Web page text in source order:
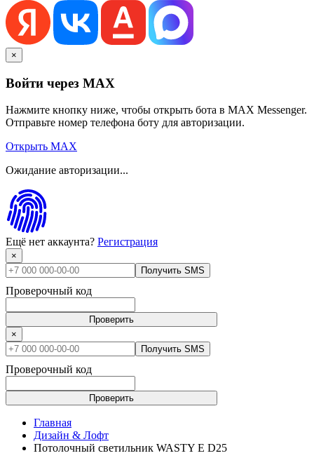
×
Войти через MAX
Нажмите кнопку ниже, чтобы открыть бота в MAX Messenger.
Отправьте номер телефона боту для авторизации.
Открыть MAX
Ожидание авторизации...
Ещё нет аккаунта? Регистрация
×
Получить SMS
Проверочный код
Проверить
×
Получить SMS
Проверочный код
Проверить
Главная
Дизайн & Лофт
Потолочный светильник WASTY E D25